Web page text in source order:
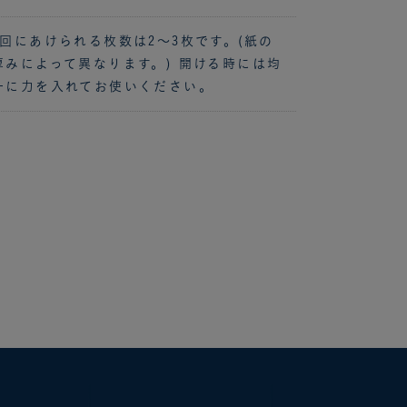
にあけられる枚数は2～3枚です。(紙の
みによって異なります。) 開ける時には均
に力を入れてお使いください。